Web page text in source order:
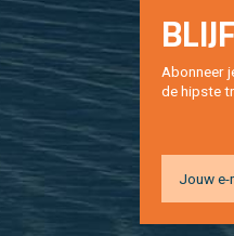
Abon­neer
de hip­s­te